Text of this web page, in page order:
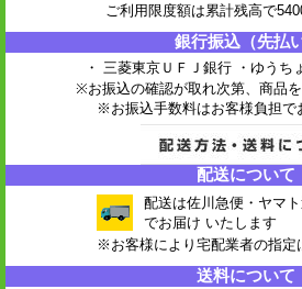
ご利用限度額は累計残高で
銀行振込（先払い
・ 三菱東京ＵＦＪ銀行 ・ゆうち
※お振込の確認が取れ次第、商品を
※お振込手数料はお客様負担で
配送について
配送は佐川急便・ヤマ
でお届け いたします
※お客様により宅配業者の指定
送料について